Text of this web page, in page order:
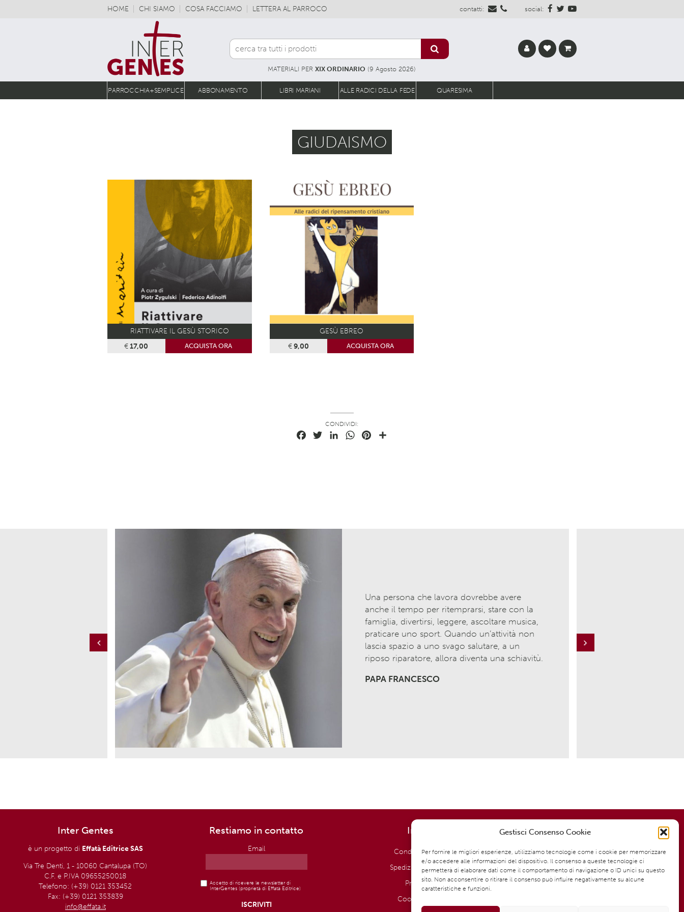
Gestisci Consenso Cookie
Per fornire le migliori esperienze, utilizziamo tecnologie come i cookie per memorizzare
e/o accedere alle informazioni del dispositivo. Il consenso a queste tecnologie ci
permetterà di elaborare dati come il comportamento di navigazione o ID unici su questo
sito. Non acconsentire o ritirare il consenso può influire negativamente su alcune
caratteristiche e funzioni.
HOME CHI SIAMO COSA FACCIAMO LETTERA AL PARROCO social:
contatti:
MATERIALI PERXIX ORDINARIO (9 Agosto 2026)
PARROCCHIA+SEMPLICE ABBONAMENTO LIBRI MARIANI ALLE RADICI DELLA FEDE QUARESIMA
GIUDAISMO
RIATTIVARE IL GESÙ STORICO
€17,00 ACQUISTA ORA
GESÙ EBREO
€9,00 ACQUISTA ORA
CONDIVIDI:
FacebookTwitterLinkedInWhatsAppPinterest
Una persona che lavora dovrebbe avere
anche il tempo per ritemprarsi, stare con la
famiglia, divertirsi, leggere, ascoltare musica,
praticare uno sport. Quando un’attività non
lascia spazio a uno svago salutare, a un
riposo riparatore, allora diventa una schiavitù.
PAPA FRANCESCO
Inter Gentes
è un progetto di Effatà Editrice SAS
Via Tre Denti, 1 - 10060 Cantalupa (TO)
C.F. e P.IVA 09655250018
Telefono: (+39) 0121 353452
Fax: (+39) 0121 353839
info@effata.it
Restiamo in contatto
Email
Accetto di ricevere le newsletter di
InterGentes (proprietà di Effatà Editrice)
Info utili:
Condizioni di vendita
Spedizione e consegna
Privacy Policy
Cookie Policy (UE)
Modalità di pagamento:
Pagamento sicuro e garantito
Spedizioni rapide ed efficienti